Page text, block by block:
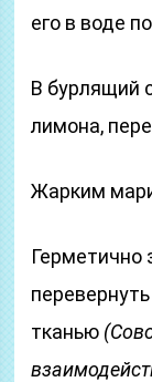
его в воде
В бурлящий
лимона,
Жарким
Герметично
тканью